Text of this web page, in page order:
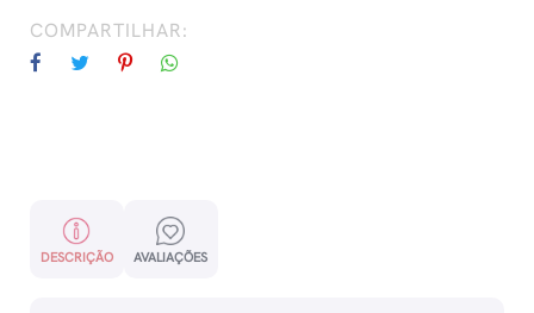
COMPARTILHAR:
DESCRIÇÃO AVALIAÇÕES